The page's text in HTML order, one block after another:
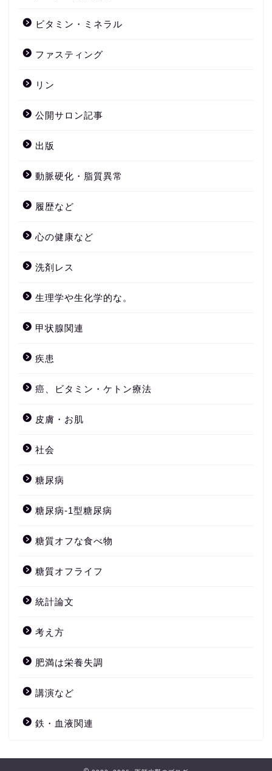
ビタミン・ミネラル
ファスティング
リン
公開サロン記事
出版
動脈硬化・脂質異常
履歴など
心の健康など
洗剤レス
生理学や生化学的な。
甲状腺関連
疾患
癌、ビタミン・ケトン療法
皮膚・お肌
社会
糖尿病
糖尿病-1型糖尿病
糖質オフな食べ物
糖質オフライフ
統計論文
考え方
肥満は栄養失調
講演など
鉄・血液関連